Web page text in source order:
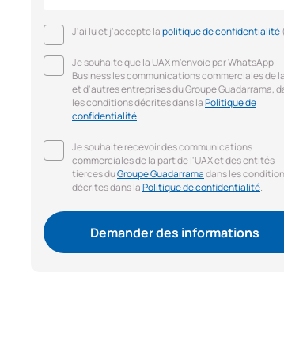
J'ai lu et j'accepte lapolitique de confidentialité
Je souhaite que la UAX m'envoie par WhatsApp
Business les communications commerciales de
et d'autres entreprises du Groupe Guadarrama,
les conditions décrites dans laPolitique de
confidentialité.
Je souhaite recevoir des communications
commerciales de la part de l'UAX et des entités
tierces duGroupe Guadarramadans les
décrites dans laPolitique de confidentialité.
Demander des informations